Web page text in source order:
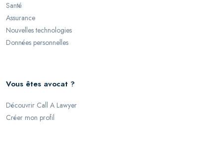
Santé
Assurance
Nouvelles technologies
Données personnelles
Vous êtes avocat ?
Découvrir Call A Lawyer
Créer mon profil